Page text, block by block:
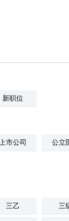
新职位
市公司 公立
三乙 三